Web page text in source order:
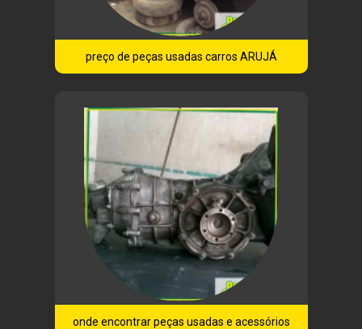
preço de peças usadas carros ARUJÁ
onde encontrar peças usadas e acessórios